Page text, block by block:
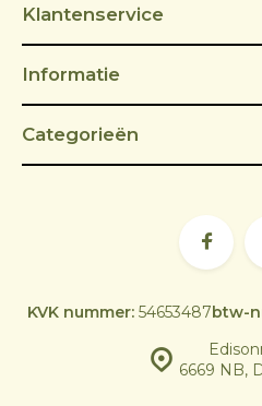
Klantenservice
Informatie
Categorieën
6669 NB,
KVK nummer:54653487btw-